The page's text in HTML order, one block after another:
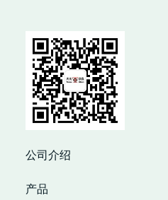
公司介绍
产品